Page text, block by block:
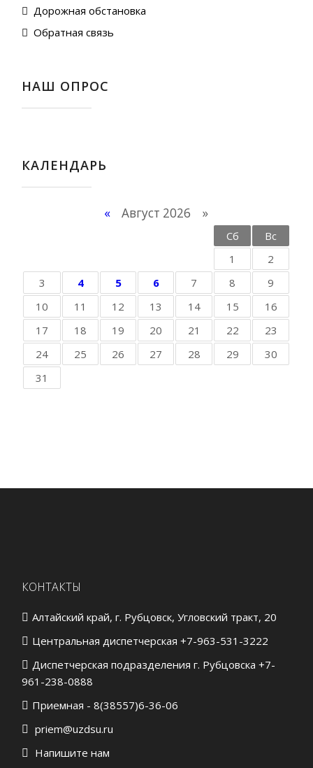
Дорожная обстановка
Обратная связь
НАШ ОПРОС
КАЛЕНДАРЬ
« Август 2026 »
Сб
Вс
1
2
3
4 5 6 7 8
9
10
11 12 13 14 15
16
17
18 19 20 21 22
23
24
25 26 27 28 29
30
31
КОНТАКТЫ
Алтайский край, г. Рубцовск, Угловский тракт, 20
Центральная диспетчерская +7-963-531-3222
Диспетчерская подразделения г. Рубцовска +7-
961-238-0888
Приемная - 8(38557)6-36-06
priem@uzdsu.ru
Напишите нам